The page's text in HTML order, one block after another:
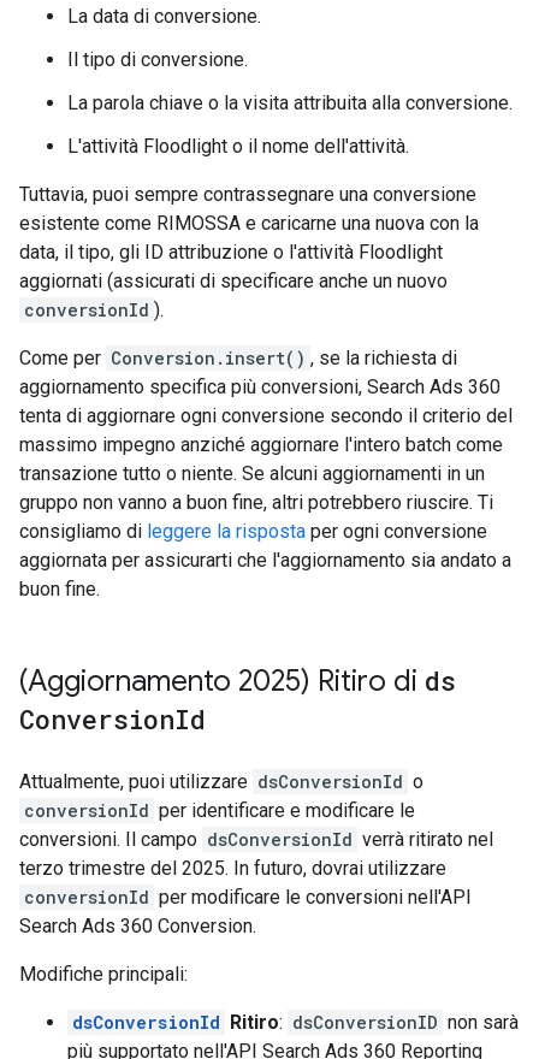
La data di conversione.
Il tipo di conversione.
La parola chiave o la visita attribuita alla conversione.
L'attività Floodlight o il nome dell'attività.
Tuttavia, puoi sempre contrassegnare una conversione
esistente come RIMOSSA e caricarne una nuova con la
data, il tipo, gli ID attribuzione o l'attività Floodlight
aggiornati (assicurati di specificare anche un nuovo
conversionId ).
Come per Conversion.insert() , se la richiesta di
aggiornamento specifica più conversioni, Search Ads 360
tenta di aggiornare ogni conversione secondo il criterio del
massimo impegno anziché aggiornare l'intero batch come
transazione tutto o niente. Se alcuni aggiornamenti in un
gruppo non vanno a buon fine, altri potrebbero riuscire. Ti
consigliamo di leggere la risposta per ogni conversione
aggiornata per assicurarti che l'aggiornamento sia andato a
buon fine.
(Aggiornamento 2025) Ritiro di ds
ConversionId
Attualmente, puoi utilizzare dsConversionId o
conversionId per identificare e modificare le
conversioni. Il campo dsConversionId verrà ritirato nel
terzo trimestre del 2025. In futuro, dovrai utilizzare
conversionId per modificare le conversioni nell'API
Search Ads 360 Conversion.
Modifiche principali:
dsConversionId Ritiro: dsConversionID non sarà
più supportato nell'API Search Ads 360 Reporting